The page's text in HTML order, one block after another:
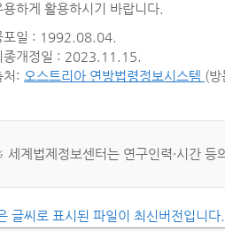
용하게 활용하시기 바랍니다.
포일 : 1992.08.04.
종개정일 : 2023.11.15.
처: 오스트리아 연방법령정보시스템 (
세계법제정보센터는 연구인력·시간 등
글씨로 표시된 파일이 최신버전입니다.